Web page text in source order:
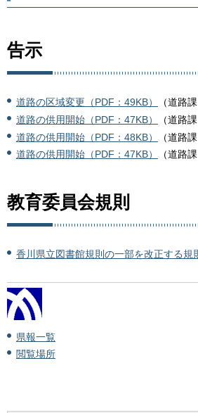
告示
道路の区域変更（PDF：49KB）
（道路課
道路の供用開始（PDF：47KB）
（道路課
道路の供用開始（PDF：48KB）
（道路課
道路の供用開始（PDF：47KB）
（道路課
教育委員会規則
香川県立図書館規則の一部を改正する規
県報一覧
閲覧場所